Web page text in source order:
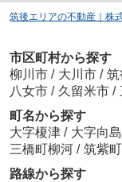
筑後エリアの不動産｜株
市区町村から探す
柳川市 / 大川市 / 筑
八女市 / 久留米市 /
町名から探す
大字榎津 / 大字向島
三橋町柳河 / 筑紫町
路線から探す